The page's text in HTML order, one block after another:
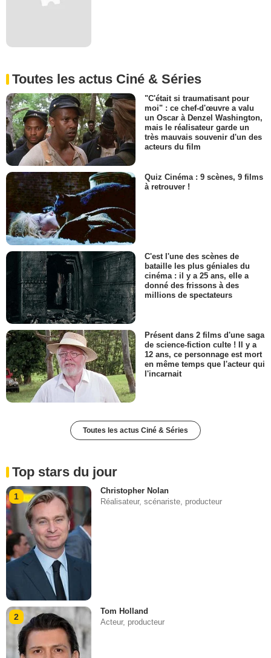
Toutes les actus Ciné & Séries
"C'était si traumatisant pour
moi" : ce chef-d'œuvre a valu
un Oscar à Denzel Washington,
mais le réalisateur garde un
très mauvais souvenir d'un des
acteurs du film
Quiz Cinéma : 9 scènes, 9 films
à retrouver !
C'est l'une des scènes de
bataille les plus géniales du
cinéma : il y a 25 ans, elle a
donné des frissons à des
millions de spectateurs
Présent dans 2 films d'une saga
de science-fiction culte ! Il y a
12 ans, ce personnage est mort
en même temps que l'acteur qui
l'incarnait
Toutes les actus Ciné & Séries
Top stars du jour
1
Christopher Nolan
Réalisateur, scénariste, producteur
2
Tom Holland
Acteur, producteur